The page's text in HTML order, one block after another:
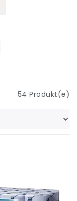
54 Produkt(e)